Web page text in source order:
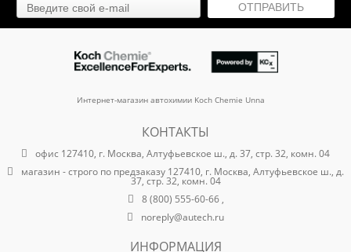
ОТПРАВИТЬ
Интернет-магазин автохимии Koch Chemie Unna
КОНТАКТЫ
офис 127410, г. Москва, Алтуфьевское ш., д. 37, стр. 32, комн. 04
магазин - строго по предзаказу 127410, г. Москва, Алтуфьевское ш., д.
37, стр. 32, комн. 04
8 (800) 555-60-66 ,
noreply@autech.ru
ИНФОРМАЦИЯ